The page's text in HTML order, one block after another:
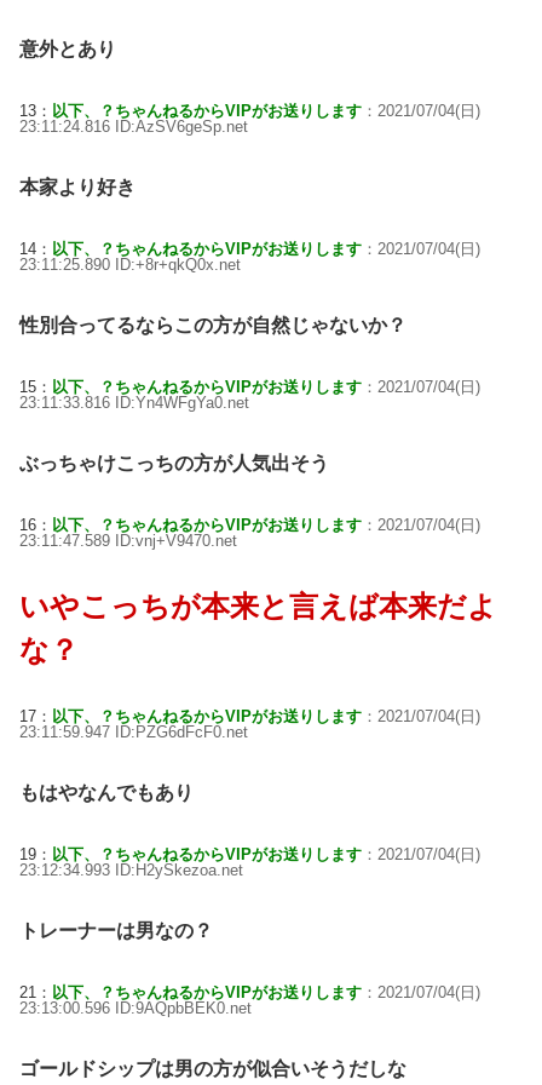
意外とあり
13： 以下、？ちゃんねるからVIPがお送りします ：2021/07/04(日)
23:11:24.816 ID:AzSV6geSp.net
本家より好き
14： 以下、？ちゃんねるからVIPがお送りします ：2021/07/04(日)
23:11:25.890 ID:+8r+qkQ0x.net
性別合ってるならこの方が自然じゃないか？
15： 以下、？ちゃんねるからVIPがお送りします ：2021/07/04(日)
23:11:33.816 ID:Yn4WFgYa0.net
ぶっちゃけこっちの方が人気出そう
16： 以下、？ちゃんねるからVIPがお送りします ：2021/07/04(日)
23:11:47.589 ID:vnj+V9470.net
いやこっちが本来と言えば本来だよ
な？
17： 以下、？ちゃんねるからVIPがお送りします ：2021/07/04(日)
23:11:59.947 ID:PZG6dFcF0.net
もはやなんでもあり
19： 以下、？ちゃんねるからVIPがお送りします ：2021/07/04(日)
23:12:34.993 ID:H2ySkezoa.net
トレーナーは男なの？
21： 以下、？ちゃんねるからVIPがお送りします ：2021/07/04(日)
23:13:00.596 ID:9AQpbBEK0.net
ゴールドシップは男の方が似合いそうだしな